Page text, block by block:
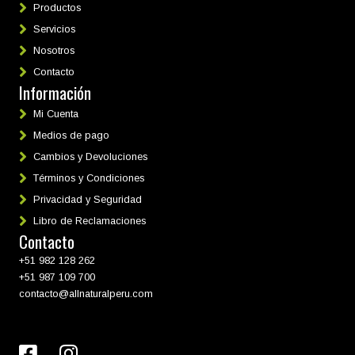
Productos
Servicios
Nosotros
Contacto
Información
Mi Cuenta
Medios de pago
Cambios y Devoluciones
Términos y Condiciones
Privacidad y Seguridad
Libro de Reclamaciones
Contacto
+51 982 128 262
+51 987 109 700
contacto@allnaturalperu.com